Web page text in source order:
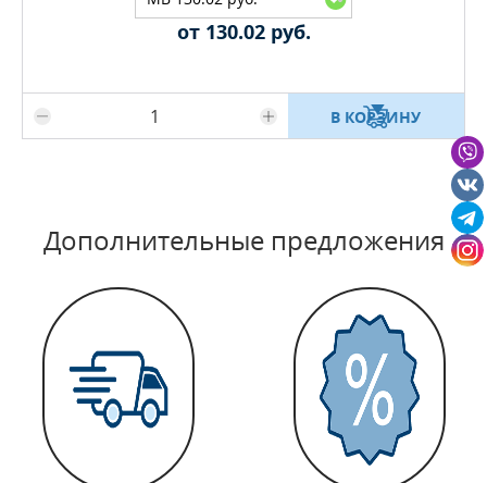
В КОРЗИНУ
от 130.02 руб.
Дополнительные предложения